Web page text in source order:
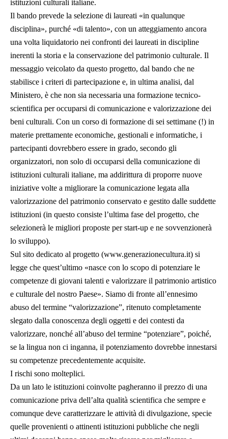
istituzioni culturali italiane.
Il bando prevede la selezione di laureati «in qualunque
disciplina», purché «di talento», con un atteggiamento ancora
una volta liquidatorio nei confronti dei laureati in discipline
inerenti la storia e la conservazione del patrimonio culturale. Il
messaggio veicolato da questo progetto, dal bando che ne
stabilisce i criteri di partecipazione e, in ultima analisi, dal
Ministero, è che non sia necessaria una formazione tecnico-
scientifica per occuparsi di comunicazione e valorizzazione dei
beni culturali. Con un corso di formazione di sei settimane (!) in
materie prettamente economiche, gestionali e informatiche, i
partecipanti dovrebbero essere in grado, secondo gli
organizzatori, non solo di occuparsi della comunicazione di
istituzioni culturali italiane, ma addirittura di proporre nuove
iniziative volte a migliorare la comunicazione legata alla
valorizzazione del patrimonio conservato e gestito dalle suddette
istituzioni (in questo consiste l’ultima fase del progetto, che
selezionerà le migliori proposte per start-up e ne sovvenzionerà
lo sviluppo).
Sul sito dedicato al progetto (www.generazionecultura.it) si
legge che quest’ultimo «nasce con lo scopo di potenziare le
competenze di giovani talenti e valorizzare il patrimonio artistico
e culturale del nostro Paese». Siamo di fronte all’ennesimo
abuso del termine “valorizzazione”, ritenuto completamente
slegato dalla conoscenza degli oggetti e dei contesti da
valorizzare, nonché all’abuso del termine “potenziare”, poiché,
se la lingua non ci inganna, il potenziamento dovrebbe innestarsi
su competenze precedentemente acquisite.
I rischi sono molteplici.
Da un lato le istituzioni coinvolte pagheranno il prezzo di una
comunicazione priva dell’alta qualità scientifica che sempre e
comunque deve caratterizzare le attività di divulgazione, specie
quelle provenienti o attinenti istituzioni pubbliche che negli